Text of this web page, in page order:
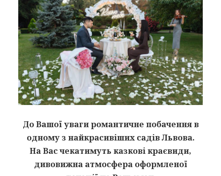
До Вашої уваги романтичне побачення в
одному з найкрасивіших садів Львова.
На Вас чекатимуть казкові краєвиди,
дивовижна атмосфера оформленої